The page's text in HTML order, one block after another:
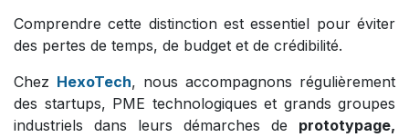
Comprendre cette distinction est essentiel pour éviter
des pertes de temps, de budget et de crédibilité.
Chez HexoTech, nous accompagnons régulièrement
des startups, PME technologiques et grands groupes
industriels dans leurs démarches de prototypage,